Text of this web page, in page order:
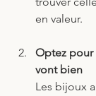
en valeur.
Optez pour
vont bien
Les bijoux